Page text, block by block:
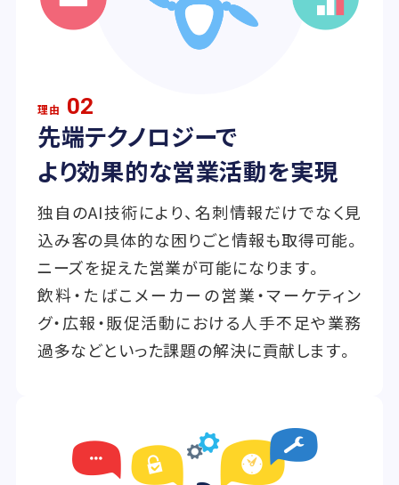
理由 02
先端テクノロジーで
より効果的な営業活動を実現
独自のAI技術により、名刺情報だけでなく見
込み客の具体的な困りごと情報も取得可能。
ニーズを捉えた営業が可能になります。
飲料・たばこメーカーの営業・マーケティン
グ・広報・販促活動における人手不足や業務
過多などといった課題の解決に貢献します。